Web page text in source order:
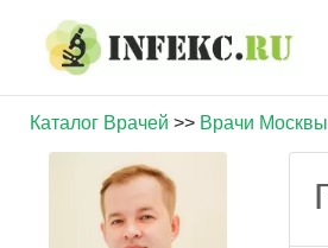
Каталог Врачей >> Врачи Москвы